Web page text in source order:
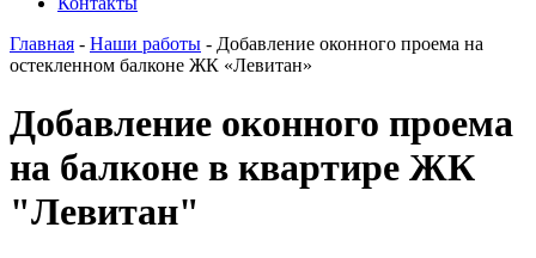
Главная - Наши работы - Добавление оконного проема на
остекленном балконе ЖК «Левитан»
Добавление оконного проема
на балконе в квартире ЖК
"Левитан"